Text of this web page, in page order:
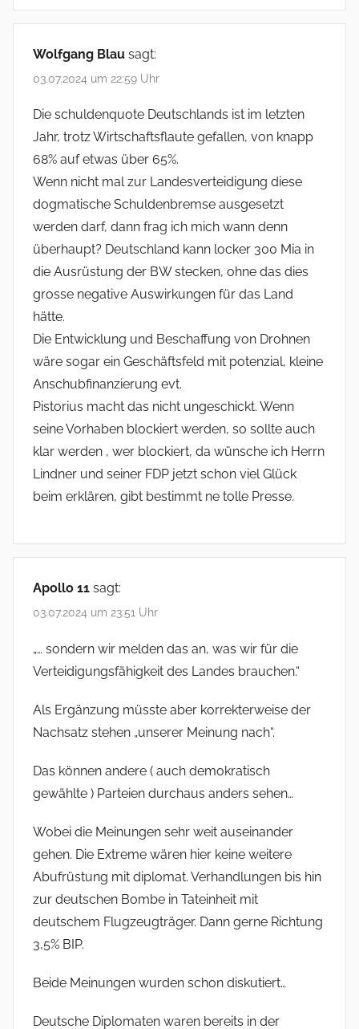
Wolfgang Blau sagt:
03.07.2024 um 22:59 Uhr
Die schuldenquote Deutschlands ist im letzten
Jahr, trotz Wirtschaftsflaute gefallen, von knapp
68% auf etwas über 65%.
Wenn nicht mal zur Landesverteidigung diese
dogmatische Schuldenbremse ausgesetzt
werden darf, dann frag ich mich wann denn
überhaupt? Deutschland kann locker 300 Mia in
die Ausrüstung der BW stecken, ohne das dies
grosse negative Auswirkungen für das Land
hätte.
Die Entwicklung und Beschaffung von Drohnen
wäre sogar ein Geschäftsfeld mit potenzial, kleine
Anschubfinanzierung evt.
Pistorius macht das nicht ungeschickt. Wenn
seine Vorhaben blockiert werden, so sollte auch
klar werden , wer blockiert, da wünsche ich Herrn
Lindner und seiner FDP jetzt schon viel Glück
beim erklären, gibt bestimmt ne tolle Presse.
Apollo 11 sagt:
03.07.2024 um 23:51 Uhr
„… sondern wir melden das an, was wir für die
Verteidigungsfähigkeit des Landes brauchen.“
Als Ergänzung müsste aber korrekterweise der
Nachsatz stehen „unserer Meinung nach“.
Das können andere ( auch demokratisch
gewählte ) Parteien durchaus anders sehen…
Wobei die Meinungen sehr weit auseinander
gehen. Die Extreme wären hier keine weitere
Abufrüstung mit diplomat. Verhandlungen bis hin
zur deutschen Bombe in Tateinheit mit
deutschem Flugzeugträger. Dann gerne Richtung
3,5% BIP.
Beide Meinungen wurden schon diskutiert…
Deutsche Diplomaten waren bereits in der